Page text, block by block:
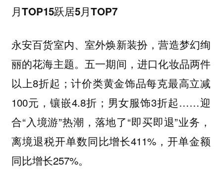
月TOP15跃居5月TOP7
永安百货室内、室外焕新装扮，营造梦幻绚
丽的花海主题。五一期间，进口化妆品两件
以上8折起；计价类黄金饰品每克最高立减
100元，镶嵌4.8折；男女服饰3折起……迎
合“入境游”热潮，落地了“即买即退”业务，
离境退税开单数同比增长411%，开单金额
同比增长257%。